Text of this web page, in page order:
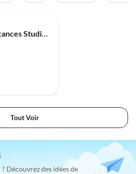
Tout Voir
Découvrez des idées de